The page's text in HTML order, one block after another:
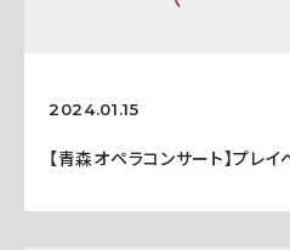
2024.01.15
【青森オペラコンサート】プレ